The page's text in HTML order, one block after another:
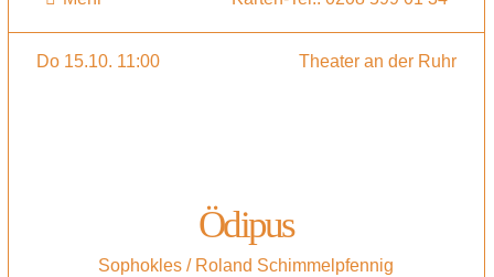
Do 15.10. 11:00 Theater an der Ruhr
Ödipus
Sophokles / Roland Schimmelpfennig